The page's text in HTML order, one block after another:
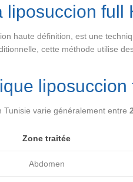
liposuccion full
haute définition, est une
cette méthode utilise
liposuccion
Tunisie varie généralement entre
Zone traitée
Abdomen